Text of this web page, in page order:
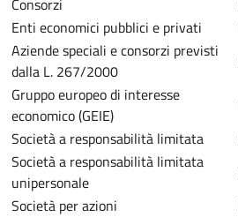
Consorzi
Enti economici pubblici e privati
Aziende speciali e consorzi previsti
dalla L. 267/2000
Gruppo europeo di interesse
economico (GEIE)
Società a responsabilità limitata
Società a responsabilità limitata
unipersonale
Società per azioni